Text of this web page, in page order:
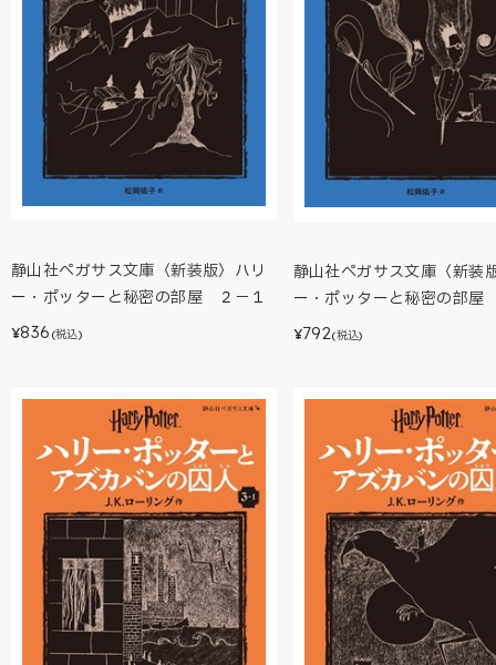
静山社ペガサス文庫〈新装版〉ハリ
ー・ポッターと秘密の部屋 ２－１
¥836 (税込)
静山社ペガサス文庫〈新装
ー・ポッターと秘密の部
¥792(税込)